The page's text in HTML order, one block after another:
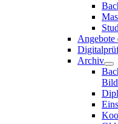
Angebote
Archiv